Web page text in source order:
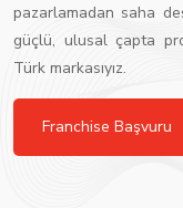
pazarlamadan saha
güçlü, ulusal çapta
Türk markasıyız.
Franchise Başvuru